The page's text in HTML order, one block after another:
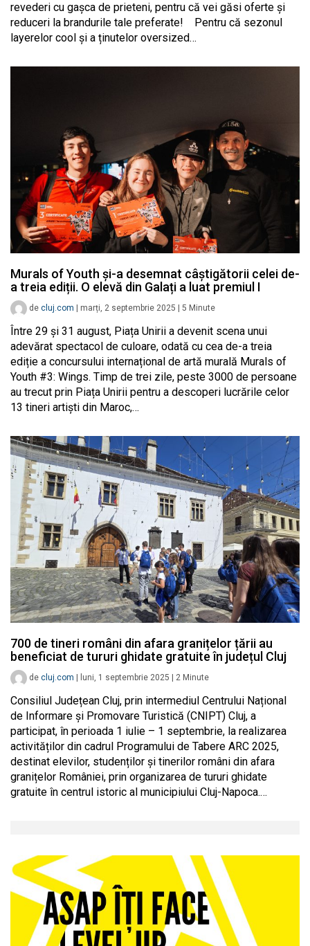
revederi cu gașca de prieteni, pentru că vei găsi oferte și
reduceri la brandurile tale preferate! Pentru că sezonul
layerelor cool și a ținutelor oversized…
Murals of Youth și-a desemnat câștigătorii celei de-
a treia ediții. O elevă din Galați a luat premiul I
de cluj.com marți, 2 septembrie 2025 5 Minute
Între 29 și 31 august, Piața Unirii a devenit scena unui
adevărat spectacol de culoare, odată cu cea de-a treia
ediție a concursului internațional de artă murală Murals of
Youth #3: Wings. Timp de trei zile, peste 3000 de persoane
au trecut prin Piața Unirii pentru a descoperi lucrările celor
13 tineri artiști din Maroc,…
700 de tineri români din afara granițelor țării au
beneficiat de tururi ghidate gratuite în județul Cluj
de cluj.com luni, 1 septembrie 2025 2 Minute
Consiliul Județean Cluj, prin intermediul Centrului Național
de Informare și Promovare Turistică (CNIPT) Cluj, a
participat, în perioada 1 iulie – 1 septembrie, la realizarea
activităților din cadrul Programului de Tabere ARC 2025,
destinat elevilor, studenților și tinerilor români din afara
granițelor României, prin organizarea de tururi ghidate
gratuite în centrul istoric al municipiului Cluj-Napoca.…